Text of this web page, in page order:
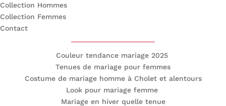
Collection Hommes
Collection Femmes
Contact
Couleur tendance mariage 2025
Tenues de mariage pour femmes
Costume de mariage homme à Cholet et alentours
Look pour mariage femme
Mariage en hiver quelle tenue